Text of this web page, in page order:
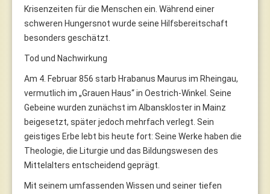
Krisenzeiten für die Menschen ein. Während einer
schweren Hungersnot wurde seine Hilfsbereitschaft
besonders geschätzt.
Tod und Nachwirkung
Am 4. Februar 856 starb Hrabanus Maurus im Rheingau,
vermutlich im „Grauen Haus“ in Oestrich-Winkel. Seine
Gebeine wurden zunächst im Albanskloster in Mainz
beigesetzt, später jedoch mehrfach verlegt. Sein
geistiges Erbe lebt bis heute fort: Seine Werke haben die
Theologie, die Liturgie und das Bildungswesen des
Mittelalters entscheidend geprägt.
Mit seinem umfassenden Wissen und seiner tiefen